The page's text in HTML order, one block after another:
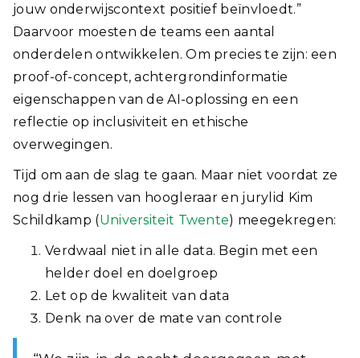
jouw onderwijscontext positief beïnvloedt.”
Daarvoor moesten de teams een aantal
onderdelen ontwikkelen. Om precies te zijn: een
proof-of-concept, achtergrondinformatie
eigenschappen van de AI-oplossing en een
reflectie op inclusiviteit en ethische
overwegingen.
Tijd om aan de slag te gaan. Maar niet voordat ze
nog drie lessen van hoogleraar en jurylid Kim
Schildkamp (Universiteit Twente) meegekregen:
Verdwaal niet in alle data. Begin met een
helder doel en doelgroep
Let op de kwaliteit van data
Denk na over de mate van controle